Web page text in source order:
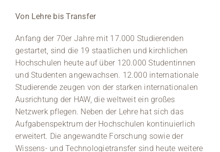
Von Lehre bis Transfer
Anfang der 70er Jahre mit 17.000 Studierenden
gestartet, sind die 19 staatlichen und kirchlichen
Hochschulen heute auf über 120.000 Studentinnen
und Studenten angewachsen. 12.000 internationale
Studierende zeugen von der starken internationalen
Ausrichtung der HAW, die weltweit ein großes
Netzwerk pflegen. Neben der Lehre hat sich das
Aufgabenspektrum der Hochschulen kontinuierlich
erweitert. Die angewandte Forschung sowie der
Wissens- und Technologietransfer sind heute weitere